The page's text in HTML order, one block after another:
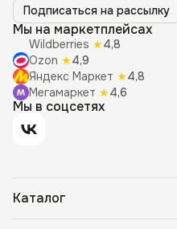
Подписаться на рассылку
Мы на маркетплейсах
Wildberries ★4,8
Ozon ★4,9
Яндекс Маркет ★4,8
Мегамаркет ★4,6
Мы в соцсетях
Каталог